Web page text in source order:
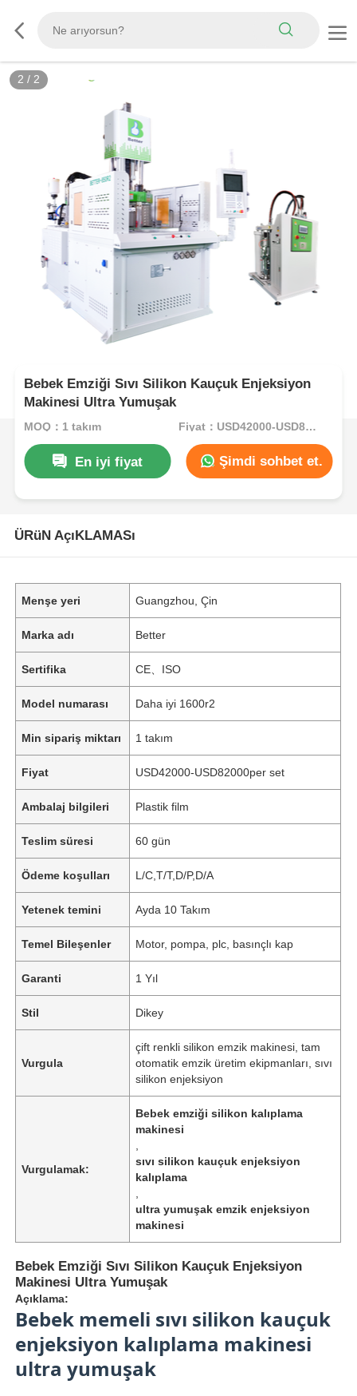
2 / 2
Bebek Emziği Sıvı Silikon Kauçuk Enjeksiyon
Makinesi Ultra Yumuşak
MOQ：1 takım Fiyat：USD42000-USD82000per set
En iyi fiyat Şimdi sohbet et.
ÜRüN AçıKLAMASı
Menşe yeri Guangzhou, Çin
Marka adı Better
Sertifika CE、ISO
Model numarası Daha iyi 1600r2
Min sipariş miktarı 1 takım
Fiyat USD42000-USD82000per set
Ambalaj bilgileri Plastik film
Teslim süresi 60 gün
Ödeme koşulları L/C,T/T,D/P,D/A
Yetenek temini Ayda 10 Takım
Temel Bileşenler Motor, pompa, plc, basınçlı kap
Garanti 1 Yıl
Stil Dikey
Vurgula
çift ​​renkli silikon emzik makinesi, tam
otomatik emzik üretim ekipmanları, sıvı
silikon enjeksiyon
Vurgulamak:
Bebek emziği silikon kalıplama
makinesi
sıvı silikon kauçuk enjeksiyon
kalıplama
ultra yumuşak emzik enjeksiyon
makinesi
Bebek Emziği Sıvı Silikon Kauçuk Enjeksiyon
Makinesi Ultra Yumuşak
Açıklama:
Bebek memeli sıvı silikon kauçuk
enjeksiyon kalıplama makinesi
ultra yumuşak